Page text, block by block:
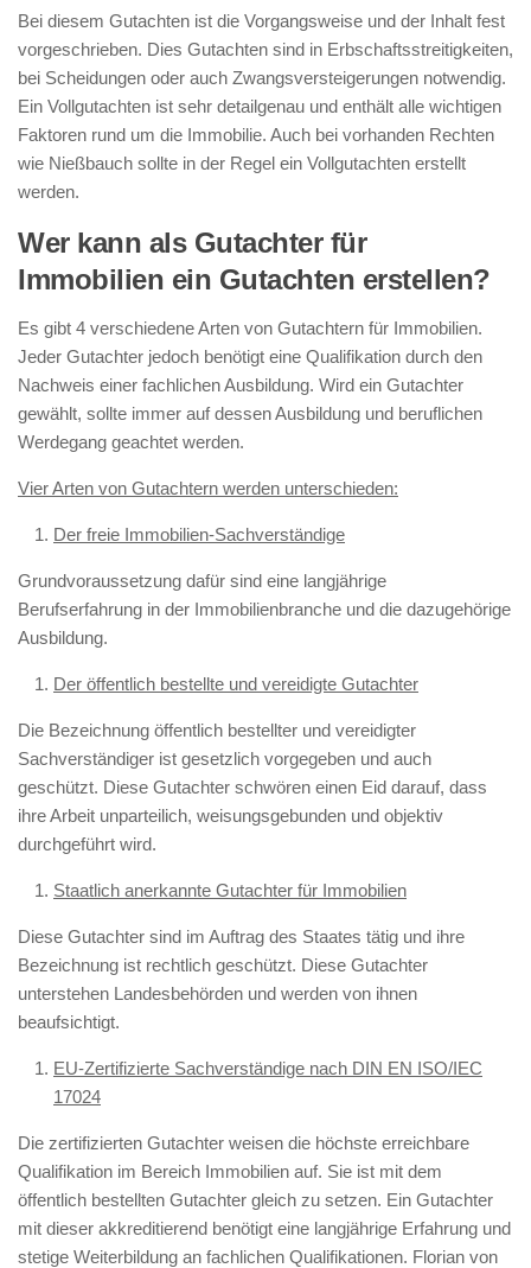
Bei diesem Gutachten ist die Vorgangsweise und der Inhalt fest
vorgeschrieben. Dies Gutachten sind in Erbschaftsstreitigkeiten,
bei Scheidungen oder auch Zwangsversteigerungen notwendig.
Ein Vollgutachten ist sehr detailgenau und enthält alle wichtigen
Faktoren rund um die Immobilie. Auch bei vorhanden Rechten
wie Nießbauch sollte in der Regel ein Vollgutachten erstellt
werden.
Wer kann als Gutachter für
Immobilien ein Gutachten erstellen?
Es gibt 4 verschiedene Arten von Gutachtern für Immobilien.
Jeder Gutachter jedoch benötigt eine Qualifikation durch den
Nachweis einer fachlichen Ausbildung. Wird ein Gutachter
gewählt, sollte immer auf dessen Ausbildung und beruflichen
Werdegang geachtet werden.
Vier Arten von Gutachtern werden unterschieden:
Der freie Immobilien-Sachverständige
Grundvoraussetzung dafür sind eine langjährige
Berufserfahrung in der Immobilienbranche und die dazugehörige
Ausbildung.
Der öffentlich bestellte und vereidigte Gutachter
Die Bezeichnung öffentlich bestellter und vereidigter
Sachverständiger ist gesetzlich vorgegeben und auch
geschützt. Diese Gutachter schwören einen Eid darauf, dass
ihre Arbeit unparteilich, weisungsgebunden und objektiv
durchgeführt wird.
Staatlich anerkannte Gutachter für Immobilien
Diese Gutachter sind im Auftrag des Staates tätig und ihre
Bezeichnung ist rechtlich geschützt. Diese Gutachter
unterstehen Landesbehörden und werden von ihnen
beaufsichtigt.
EU-Zertifizierte Sachverständige nach DIN EN ISO/IEC
17024
Die zertifizierten Gutachter weisen die höchste erreichbare
Qualifikation im Bereich Immobilien auf. Sie ist mit dem
öffentlich bestellten Gutachter gleich zu setzen. Ein Gutachter
mit dieser akkreditierend benötigt eine langjährige Erfahrung und
stetige Weiterbildung an fachlichen Qualifikationen. Florian von